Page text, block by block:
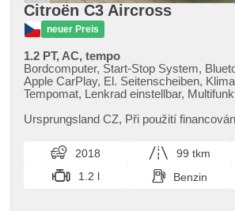
Citroën C3 Aircross
neuer Preis
1.2 PT, AC, tempo
Bordcomputer, Start-Stop System,
Apple CarPlay, El. Seitenscheiben,
Tempomat, Lenkrad einstellbar,
mit Funkfernbedienung, Elektronisches
Ursprungsland CZ,​ Při použití
svátků) 9.00​-22.0...
2018 99 tkm
1.2 l
Benzin